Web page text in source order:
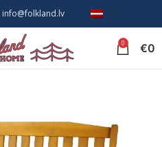
info@folkland.lv LV
0 €0